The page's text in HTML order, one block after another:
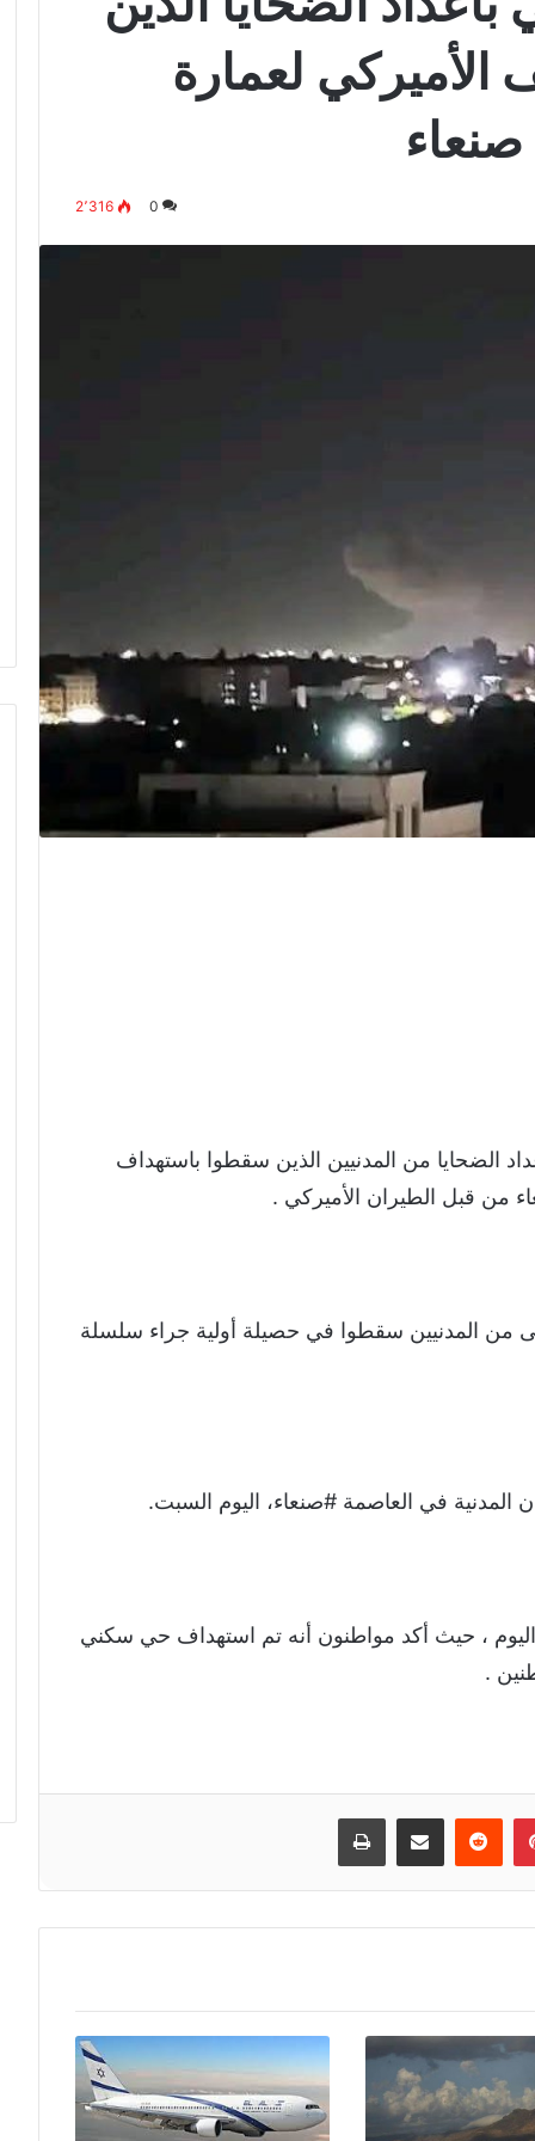
لعمارة
0 2٬316
الضحايا من المدنيين الذين سقطوا باستهداف
من قبل الطيران الأميركي .
الصحة بأن ” 9 شهداء و9 جرحى من المدنيين سقطوا في حصيلة أولية جراء سلسلة
المدنية في العاصمة #صنعاء، اليوم السبت.
، حيث أكد مواطنون أنه تم استهداف حي سكني
.
بينتيريست
‏Reddit مشاركة عبر البريد طباعة